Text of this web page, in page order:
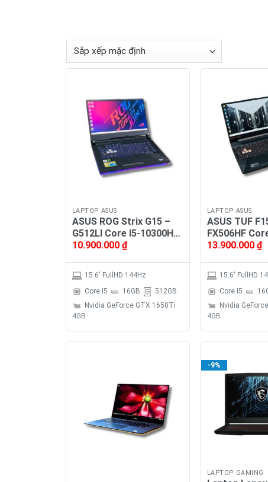
LAPTOP ASUS
ASUS ROG Strix G15 –
G512LI Core I5-10300H
8CPU, Ram 16GB, SSD
GeForce GTX 1650Ti
4GB, MH 15.6′ FullHD
144Hz
10.900.000 ₫
15.6' FullHD 144Hz
Core I5
16GB
512GB
Nvidia GeForce GTX 1650Ti
4GB
LAPTOP ASUS
ASUS TUF
FX506HF
12CPU, Ram
GeForce RTX
MH 15.6″
13.900.000 ₫
15.6' FullHD
Core I5
Nvidia
4GB
-9%
LAPTOP GAMING